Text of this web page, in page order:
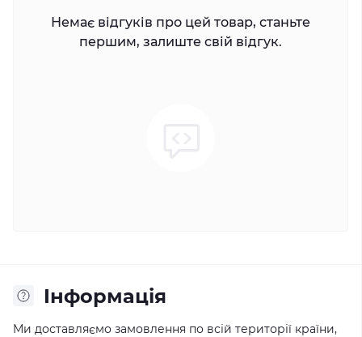
Немає відгуків про цей товар, станьте
першим, залиште свій відгук.
Iнформація
Ми доставляємо замовлення по всій території країни,